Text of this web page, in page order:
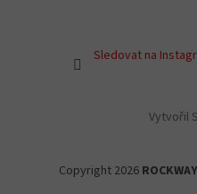
Sledovat na
Vytvořil
Copyright 2026 ROCKWAY